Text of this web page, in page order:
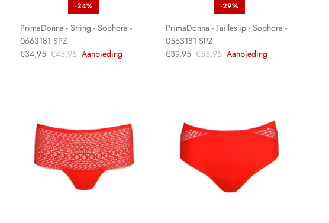
-24%
PrimaDonna - String - Sophora -
0663181 SPZ
€34,95 €45,95 Aanbieding
-29%
PrimaDonna - Tailleslip - Sophora -
0563181 SPZ
€39,95 €55,95 Aanbieding